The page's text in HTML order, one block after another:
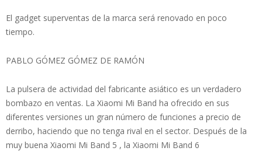
El gadget superventas de la marca será renovado en poco
tiempo.
PABLO GÓMEZ GÓMEZ DE RAMÓN
La pulsera de actividad del fabricante asiático es un verdadero
bombazo en ventas. La Xiaomi Mi Band ha ofrecido en sus
diferentes versiones un gran número de funciones a precio de
derribo, haciendo que no tenga rival en el sector. Después de la
muy buena Xiaomi Mi Band 5 , la Xiaomi Mi Band 6